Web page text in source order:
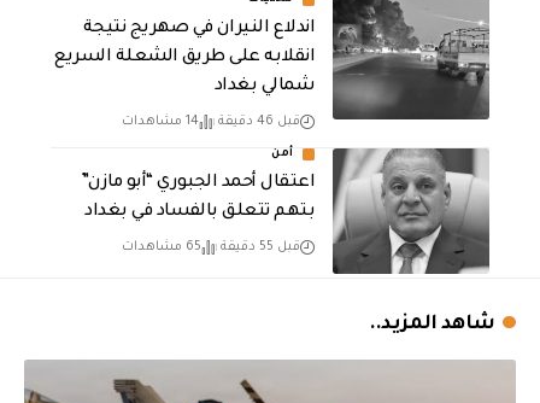
اندلاع النيران في صهريج نتيجة
انقلابه على طريق الشعلة السريع
شمالي بغداد
قبل 46 دقيقة 14 مشاهدات
أمن
اعتقال أحمد الجبوري “أبو مازن”
بتهم تتعلق بالفساد في بغداد
قبل 55 دقيقة 65 مشاهدات
شاهد المزيد..